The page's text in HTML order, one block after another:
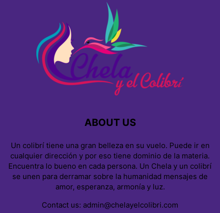
ABOUT US
Un colibrí tiene una gran belleza en su vuelo. Puede ir en
cualquier dirección y por eso tiene dominio de la materia.
Encuentra lo bueno en cada persona. Un Chela y un colibrí
se unen para derramar sobre la humanidad mensajes de
amor, esperanza, armonía y luz.
Contact us: admin@chelayelcolibri.com